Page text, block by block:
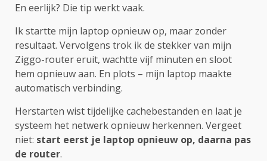
En eerlijk? Die tip werkt vaak.
Ik startte mijn laptop opnieuw op, maar zonder
resultaat. Vervolgens trok ik de stekker van mijn
Ziggo-router eruit, wachtte vijf minuten en sloot
hem opnieuw aan. En plots – mijn laptop maakte
automatisch verbinding.
Herstarten wist tijdelijke cachebestanden en laat je
systeem het netwerk opnieuw herkennen. Vergeet
niet: start eerst je laptop opnieuw op, daarna pas
de router.